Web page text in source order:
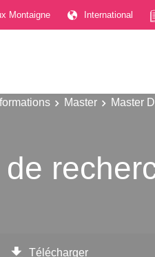
Montaigne International
Master Master
Télécharger